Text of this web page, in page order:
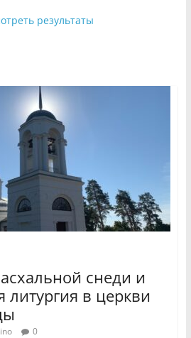
результаты
снеди и
литургия в церкви
0